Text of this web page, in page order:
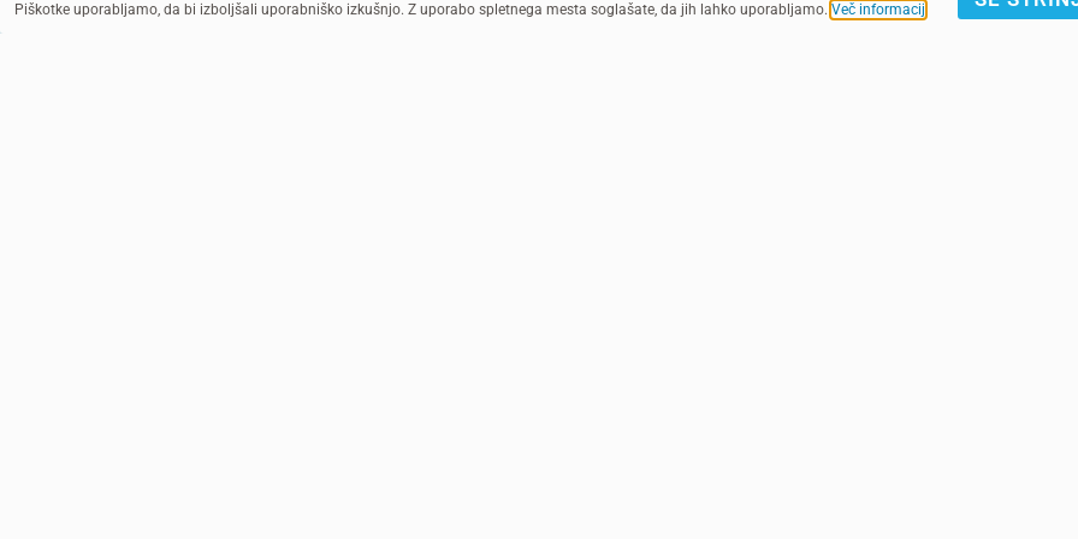
Piškotke uporabljamo, da bi izboljšali uporabniško izkušnjo. Z uporabo spletnega mesta soglašate, da jih lahko uporabljamo. Več informacij